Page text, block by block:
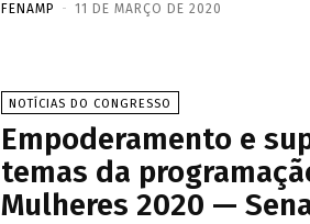
FENAMP - 11 DE MARÇO DE 2020
NOTÍCIAS DO CONGRESSO
Empoderamento e
temas da
Mulheres 2020 —